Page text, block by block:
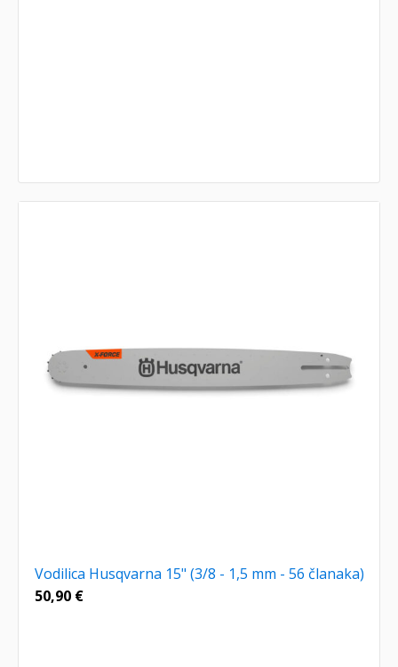
Vodilica Husqvarna 15" (3/8 - 1,5 mm - 56 članaka)
50,90 €